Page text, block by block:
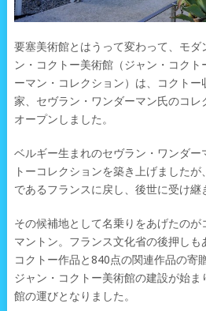
要塞美術館とはうって変わって、モダ
ン・コクトー美術館（ジャン・コク
ーマン・コレクション）は、コクトー
家、セヴラン・ワンダーマン氏のコレ
オープンしました。
ベルギー生まれのセヴラン・ワンダー
トーコレクションを築き上げました
であるフランスに戻し、後世に受け継
その候補地として名乗りをあげたのが
マントン。フランス文化省の後押し
コクトー作品と840点の関連作品の寄
ジャン・コクトー美術館の建設が始ま
館の運びとなりました。